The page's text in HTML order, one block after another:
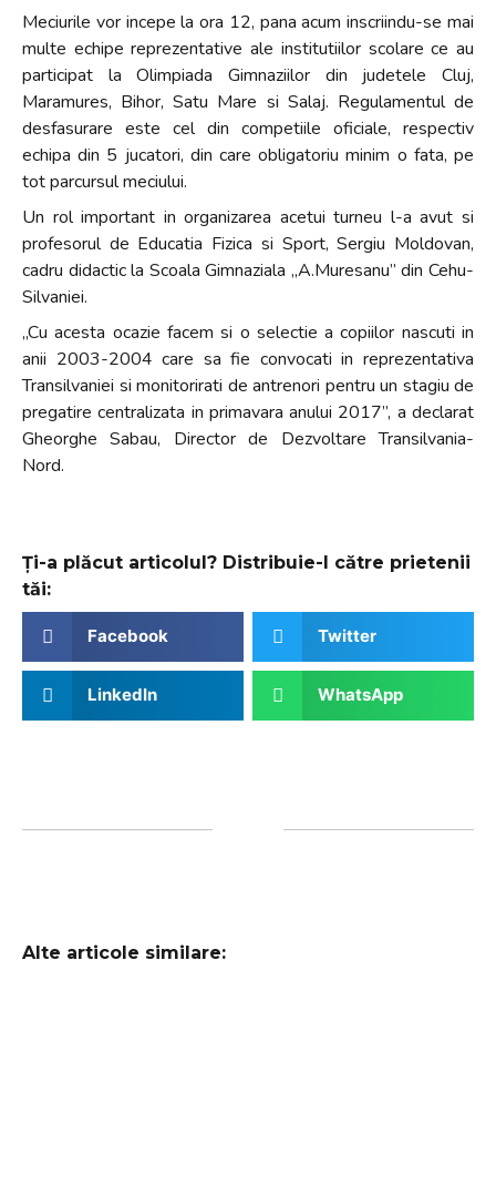
Meciurile vor incepe la ora 12, pana acum inscriindu-se mai
multe echipe reprezentative ale institutiilor scolare ce au
participat la Olimpiada Gimnaziilor din judetele Cluj,
Maramures, Bihor, Satu Mare si Salaj. Regulamentul de
desfasurare este cel din competiile oficiale, respectiv
echipa din 5 jucatori, din care obligatoriu minim o fata, pe
tot parcursul meciului.
Un rol important in organizarea acetui turneu l-a avut si
profesorul de Educatia Fizica si Sport, Sergiu Moldovan,
cadru didactic la Scoala Gimnaziala „A.Muresanu” din Cehu-
Silvaniei.
„Cu acesta ocazie facem si o selectie a copiilor nascuti in
anii 2003-2004 care sa fie convocati in reprezentativa
Transilvaniei si monitorirati de antrenori pentru un stagiu de
pregatire centralizata in primavara anului 2017”, a declarat
Gheorghe Sabau, Director de Dezvoltare Transilvania-
Nord.
Ți-a plăcut articolul? Distribuie-l către prietenii
tăi:
Facebook Twitter
LinkedIn WhatsApp
Alte articole similare: